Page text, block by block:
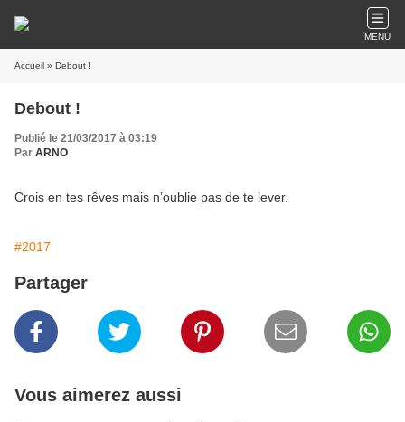
MENU
Accueil » Debout !
Debout !
Publié le 21/03/2017 à 03:19
Par ARNO
Crois en tes rêves mais n’oublie pas de te lever.
#2017
Partager
Vous aimerez aussi